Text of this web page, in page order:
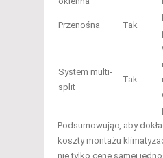
Przenośna Tak
System multi-
split
Tak
Podsumowując, aby
koszty montażu
nie tylko cenę samej